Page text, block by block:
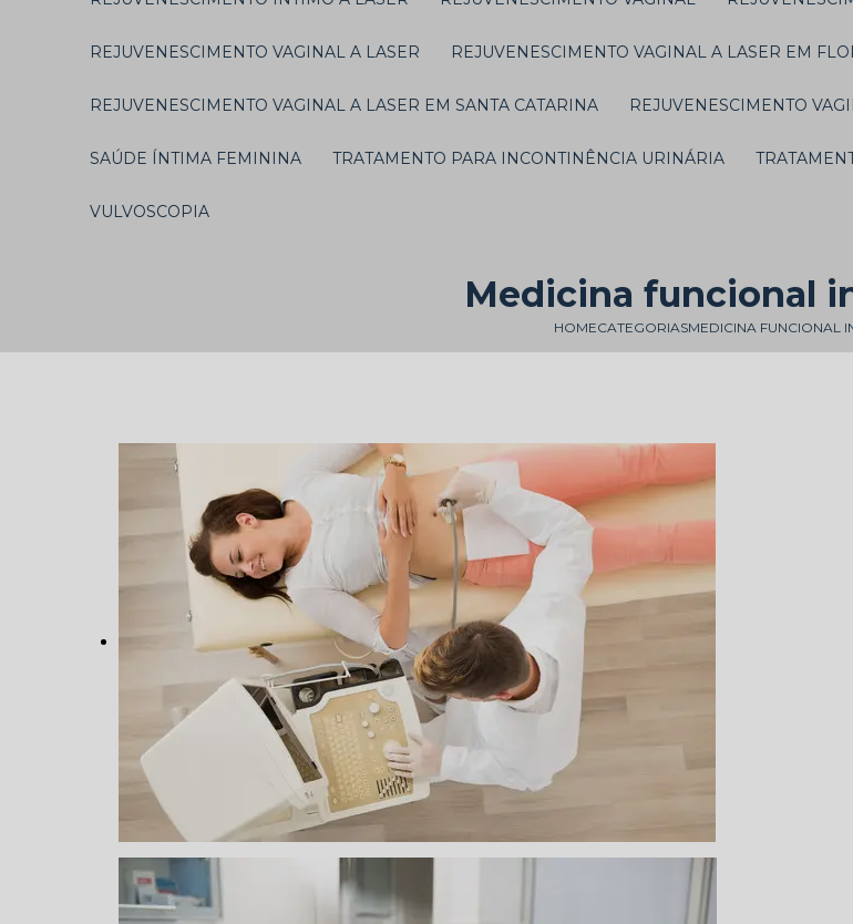
REJUVENESCIMENTO VAGINAL A LASER REJUVENESCIMENTO VAGINAL A LASER EM
REJUVENESCIMENTO VAGINAL A LASER EM SANTA CATARINA REJUVENESCIMENTO
SAÚDE ÍNTIMA FEMININA TRATAMENTO PARA INCONTINÊNCIA URINÁRIA
VULVOSCOPIA
HOMECATEGORIASMEDICINA FUNCIONAL
Medicina funcional